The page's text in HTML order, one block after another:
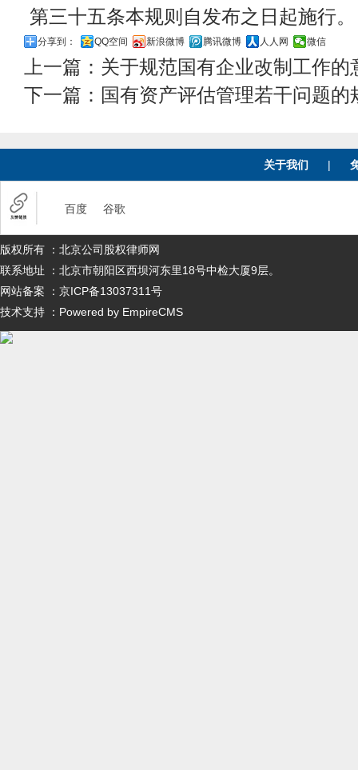
第三十五条本规则自发布之日起施行。
分享到： QQ空间 新浪微博 腾讯微博 人人网 微信
上一篇： 关于规范国有企业改制工作的
下一篇： 国有资产评估管理若干问题的
关于我们 |
百度 谷歌
版权所有 ：北京公司股权律师网
联系地址 ：北京市朝阳区西坝河东里18号中检大厦9层。
网站备案 ：京ICP备13037311号
技术支持 ：Powered by EmpireCMS